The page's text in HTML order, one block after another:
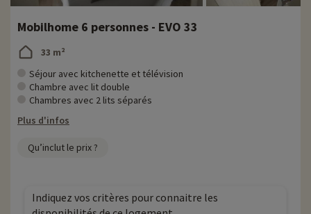
Mobilhome 6 personnes - EVO 33
33 m²
Séjour avec kitchenette et télévision
Chambre avec lit double
Chambres avec 2 lits séparés
Plus d'infos
Qu’inclut le prix ?
Indiquez vos critères pour connaitre les